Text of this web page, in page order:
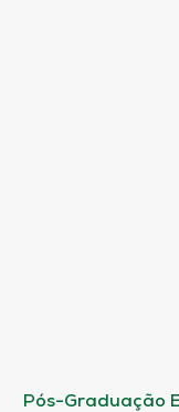
Pós-Graduação